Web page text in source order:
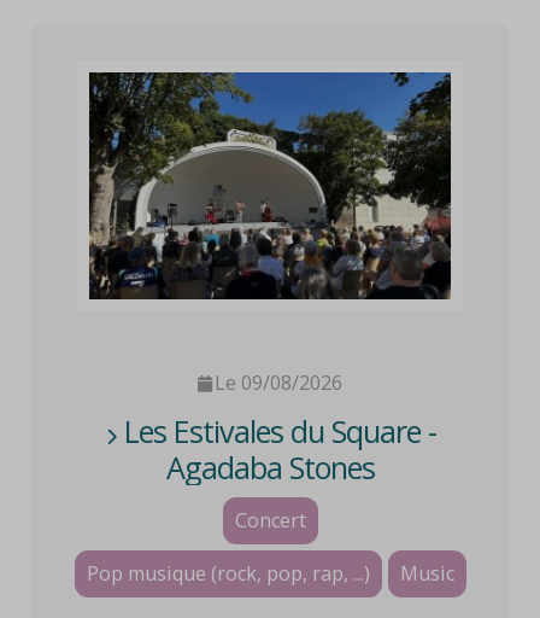
Le 09/08/2026
Les Estivales du Square -
Agadaba Stones
Concert
Pop musique (rock, pop, rap, ...)
Music